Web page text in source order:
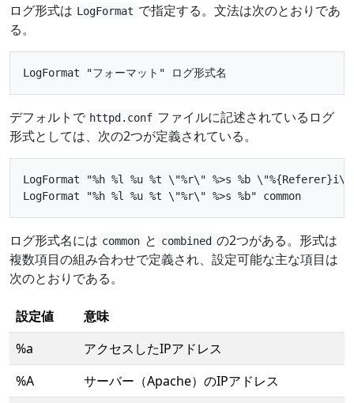
ログ形式は LogFormat で指定する。文法は次のとおりであ
る。
デフォルトで httpd.conf ファイルに記述されているログ
形式としては、次の2つが定義されている。
LogFormat "%h %l %u %t \"%r\" %>s %b
ログ形式名には common と combined の2つがある。形式は
複数項目の組み合わせで定義され、設定可能な主な項目は
次のとおりである。
設定値
意味
%a
アクセスしたIPアドレス
%A
サーバー（Apache）のIPアドレス